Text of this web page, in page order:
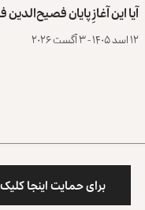
آیا این آغازِ پایان
۱۲ اسد ۱۴۰۵ - ۳ آگست ۲۰۲۶
برای حمایت اینجا